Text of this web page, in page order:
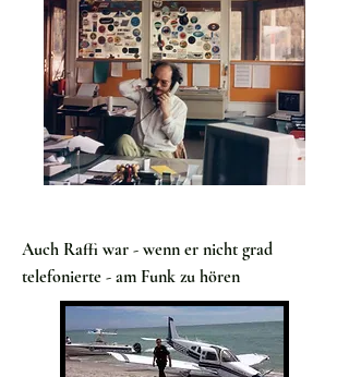
Auch Raffi war - wenn er nicht grad
telefonierte - am Funk zu hören